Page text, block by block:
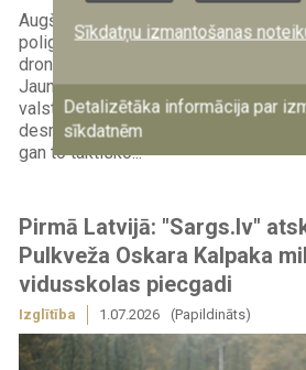
Augšdaugavas novada Vaboles
poligonā “Meža Mackeviči”, vasaras
dronu skaņās. No 27. jūnija līdz 6.
Jaunsardzes centra rīkotā bezpilota
valsts aizsardzības mācības
desmit dienu laikā apgūst gan dronu
gan to taktisko...
Pirmā Latvijā: "Sargs.lv"
Pulkveža Oskara Kalpaka
vidusskolas piecgadi
Izglītība 1.07.2026 (Papildināts)
Sīkdatņu izmantošanas
Detalizētāka informācija par
sīkdatnēm